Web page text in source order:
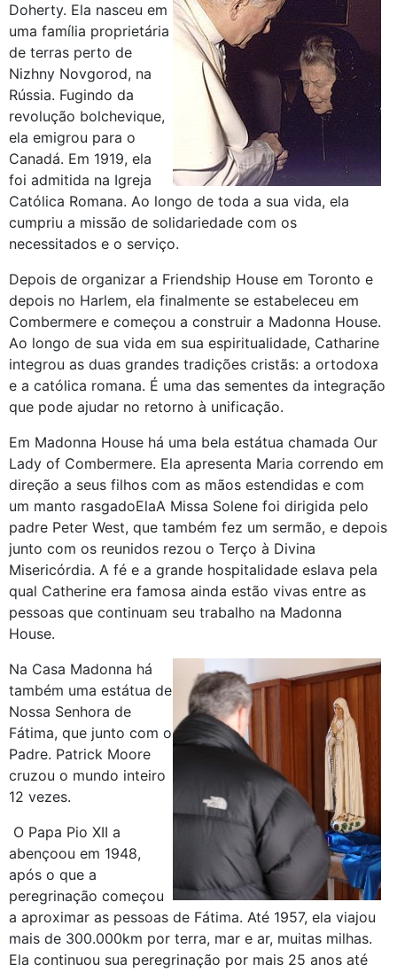
Doherty. Ela nasceu em
uma família proprietária
de terras perto de
Nizhny Novgorod, na
Rússia. Fugindo da
revolução bolchevique,
ela emigrou para o
Canadá. Em 1919, ela
foi admitida na Igreja
Católica Romana. Ao longo de toda a sua vida, ela
cumpriu a missão de solidariedade com os
necessitados e o serviço.
Depois de organizar a Friendship House em Toronto e
depois no Harlem, ela finalmente se estabeleceu em
Combermere e começou a construir a Madonna House.
Ao longo de sua vida em sua espiritualidade, Catharine
integrou as duas grandes tradições cristãs: a ortodoxa
e a católica romana. É uma das sementes da integração
que pode ajudar no retorno à unificação.
Em Madonna House há uma bela estátua chamada Our
Lady of Combermere. Ela apresenta Maria correndo em
direção a seus filhos com as mãos estendidas e com
um manto rasgadoElaA Missa Solene foi dirigida pelo
padre Peter West, que também fez um sermão, e depois
junto com os reunidos rezou o Terço à Divina
Misericórdia. A fé e a grande hospitalidade eslava pela
qual Catherine era famosa ainda estão vivas entre as
pessoas que continuam seu trabalho na Madonna
House.
Na Casa Madonna há
também uma estátua de
Nossa Senhora de
Fátima, que junto com o
Padre. Patrick Moore
cruzou o mundo inteiro
12 vezes.
O Papa Pio XII a
abençoou em 1948,
após o que a
peregrinação começou
a aproximar as pessoas de Fátima. Até 1957, ela viajou
mais de 300.000km por terra, mar e ar, muitas milhas.
Ela continuou sua peregrinação por mais 25 anos até